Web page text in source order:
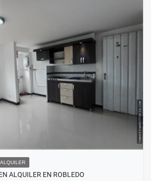
ALQUILER
ALQUILER EN ROBLEDO